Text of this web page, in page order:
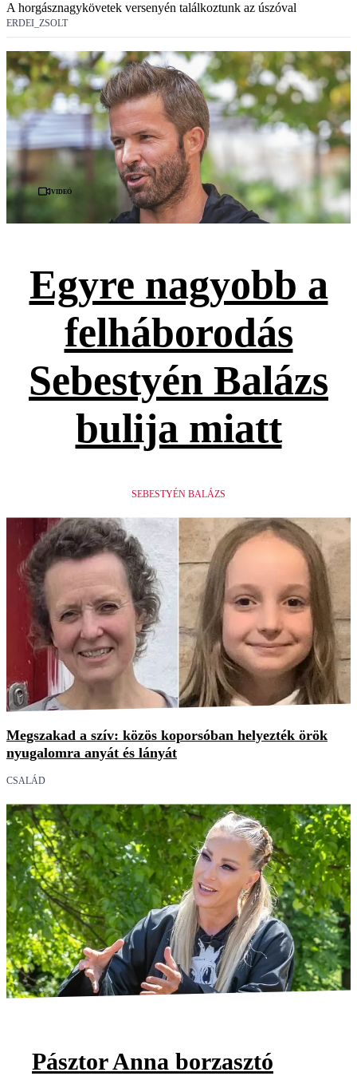
A horgásznagykövetek versenyén találkoztunk az úszóval
ERDEI_ZSOLT
Videó
Egyre nagyobb a
felháborodás
Sebestyén Balázs
bulija miatt
SEBESTYÉN BALÁZS
Megszakad a szív: közös koporsóban helyezték örök
nyugalomra anyát és lányát
CSALÁD
Pásztor Anna borzasztó